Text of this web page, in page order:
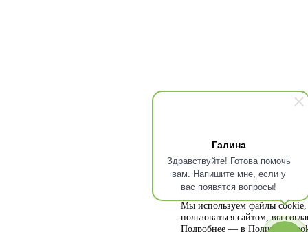
Галина
Здравствуйте! Готова помочь
вам. Напишите мне, если у
вас появятся вопросы!
Мы используем файлы cookie,
пользоваться сайтом, вы
Подробнее — в Политике